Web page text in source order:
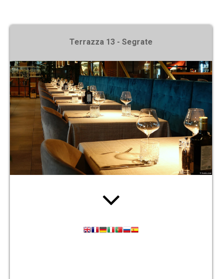
Terrazza 13 - Segrate